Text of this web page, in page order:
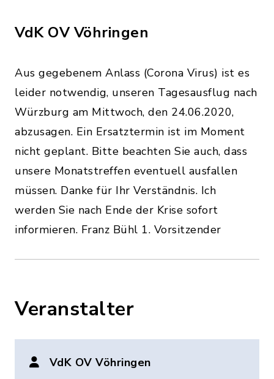
VdK OV Vöhringen
Aus gegebenem Anlass (Corona Virus) ist es
leider notwendig, unseren Tagesausflug nach
Würzburg am Mittwoch, den 24.06.2020,
abzusagen. Ein Ersatztermin ist im Moment
nicht geplant. Bitte beachten Sie auch, dass
unsere Monatstreffen eventuell ausfallen
müssen. Danke für Ihr Verständnis. Ich
werden Sie nach Ende der Krise sofort
informieren. Franz Bühl 1. Vorsitzender
Veranstalter
VdK OV Vöhringen